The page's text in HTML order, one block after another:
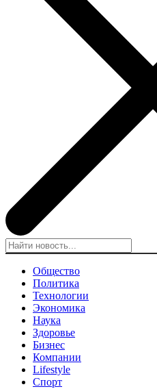
Общество
Политика
Технологии
Экономика
Наука
Здоровье
Бизнес
Компании
Lifestyle
Спорт